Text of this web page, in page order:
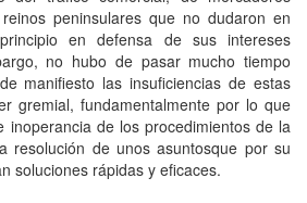
peninsulares que no dudaron en
en defensa de sus intereses
no hubo de pasar mucho tiempo
manifiesto las insuficiencias de estas
gremial, fundamentalmente por lo que
de los procedimientos de la
resolución de unos asuntosque por su
soluciones rápidas y eficaces.